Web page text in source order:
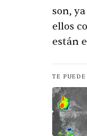
son,
ellos
están
TE